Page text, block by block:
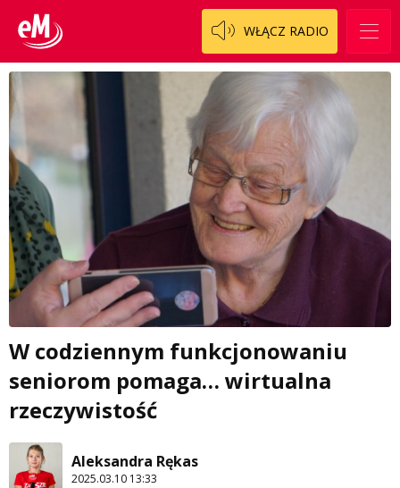
WŁĄCZ RADIO
W codziennym funkcjonowaniu
seniorom pomaga… wirtualna
rzeczywistość
Aleksandra Rękas
2025.03.10 13:33